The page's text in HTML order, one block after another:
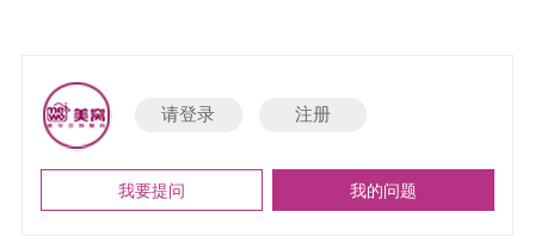
请登录 注册
我要提问 我的问题